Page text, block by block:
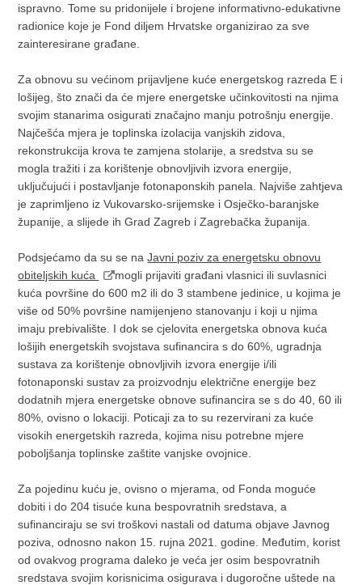
ispravno. Tome su pridonijele i brojene informativno-edukativne
radionice koje je Fond diljem Hrvatske organizirao za sve
zainteresirane građane.
Za obnovu su većinom prijavljene kuće energetskog razreda E i
lošijeg, što znači da će mjere energetske učinkovitosti na njima
svojim stanarima osigurati značajno manju potrošnju energije.
Najčešća mjera je toplinska izolacija vanjskih zidova,
rekonstrukcija krova te zamjena stolarije, a sredstva su se
mogla tražiti i za korištenje obnovljivih izvora energije,
uključujući i postavljanje fotonaponskih panela. Najviše zahtjeva
je zaprimljeno iz Vukovarsko-srijemske i Osječko-baranjske
županije, a slijede ih Grad Zagreb i Zagrebačka županija.
Podsjećamo da su se naJavni poziv za energetsku obnovu
obiteljskih kuća
mogli prijaviti građani vlasnici ili suvlasnici
kuća površine do 600 m2 ili do 3 stambene jedinice, u kojima je
više od 50% površine namijenjeno stanovanju i koji u njima
imaju prebivalište. I dok se cjelovita energetska obnova kuća
lošijih energetskih svojstava sufinancira s do 60%, ugradnja
sustava za korištenje obnovljivih izvora energije i/ili
fotonaponski sustav za proizvodnju električne energije bez
dodatnih mjera energetske obnove sufinancira se s do 40, 60 ili
80%, ovisno o lokaciji. Poticaji za to su rezervirani za kuće
visokih energetskih razreda, kojima nisu potrebne mjere
poboljšanja toplinske zaštite vanjske ovojnice.
Za pojedinu kuću je, ovisno o mjerama, od Fonda moguće
dobiti i do 204 tisuće kuna bespovratnih sredstava, a
sufinanciraju se svi troškovi nastali od datuma objave Javnog
poziva, odnosno nakon 15. rujna 2021. godine. Međutim, korist
od ovakvog programa daleko je veća jer osim bespovratnih
sredstava svojim korisnicima osigurava i dugoročne uštede na